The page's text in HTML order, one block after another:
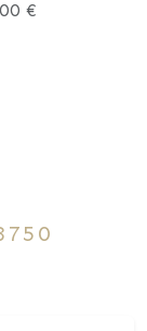
€